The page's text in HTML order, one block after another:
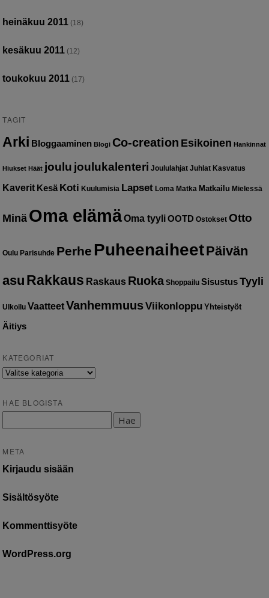
heinäkuu 2011 (18)
kesäkuu 2011 (12)
toukokuu 2011 (17)
TAGIT
Arki Bloggaaminen Blogi Co-creation Esikoinen Hankinnat
Hiukset Häät joulu joulukalenteri Joululahjat Juhlat Kasvatus
Kaverit Kesä Koti Kuulumisia Lapset Loma Matka Matkailu Mielessä
Minä Oma elämäOma tyyli OOTD Ostokset Otto
Oulu Parisuhde Perhe PuheenaiheetPäivän
asu Rakkaus Raskaus Ruoka Shoppailu Sisustus Tyyli
Ulkoilu VaatteetVanhemmuusViikonloppu Yhteistyöt
Äitiys
KATEGORIAT
Kategoriat
HAE BLOGISTA
META
Kirjaudu sisään
Sisältösyöte
Kommenttisyöte
WordPress.org